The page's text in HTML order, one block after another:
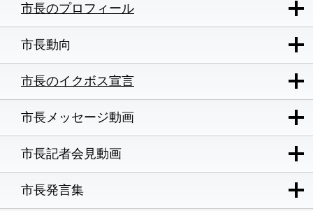
市長のプロフィール
市長動向
市長のイクボス宣言
市長メッセージ動画
市長記者会見動画
市長発言集